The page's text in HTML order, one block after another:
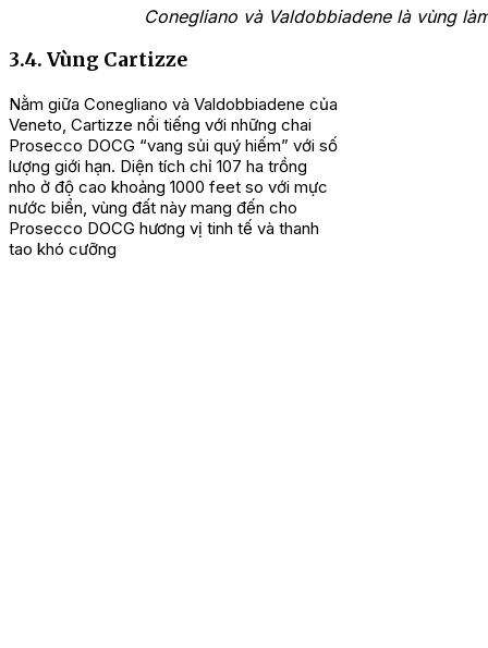
Conegliano và Valdobbiadene là vùng
3.4. Vùng Cartizze
Nằm giữa Conegliano và Valdobbiadene của
Veneto, Cartizze nổi tiếng với những chai
Prosecco DOCG “vang sủi quý hiếm” với số
lượng giới hạn. Diện tích chỉ 107 ha trồng
nho ở độ cao khoảng 1000 feet so với mực
nước biển, vùng đất này mang đến cho
Prosecco DOCG hương vị tinh tế và thanh
tao khó cưỡng